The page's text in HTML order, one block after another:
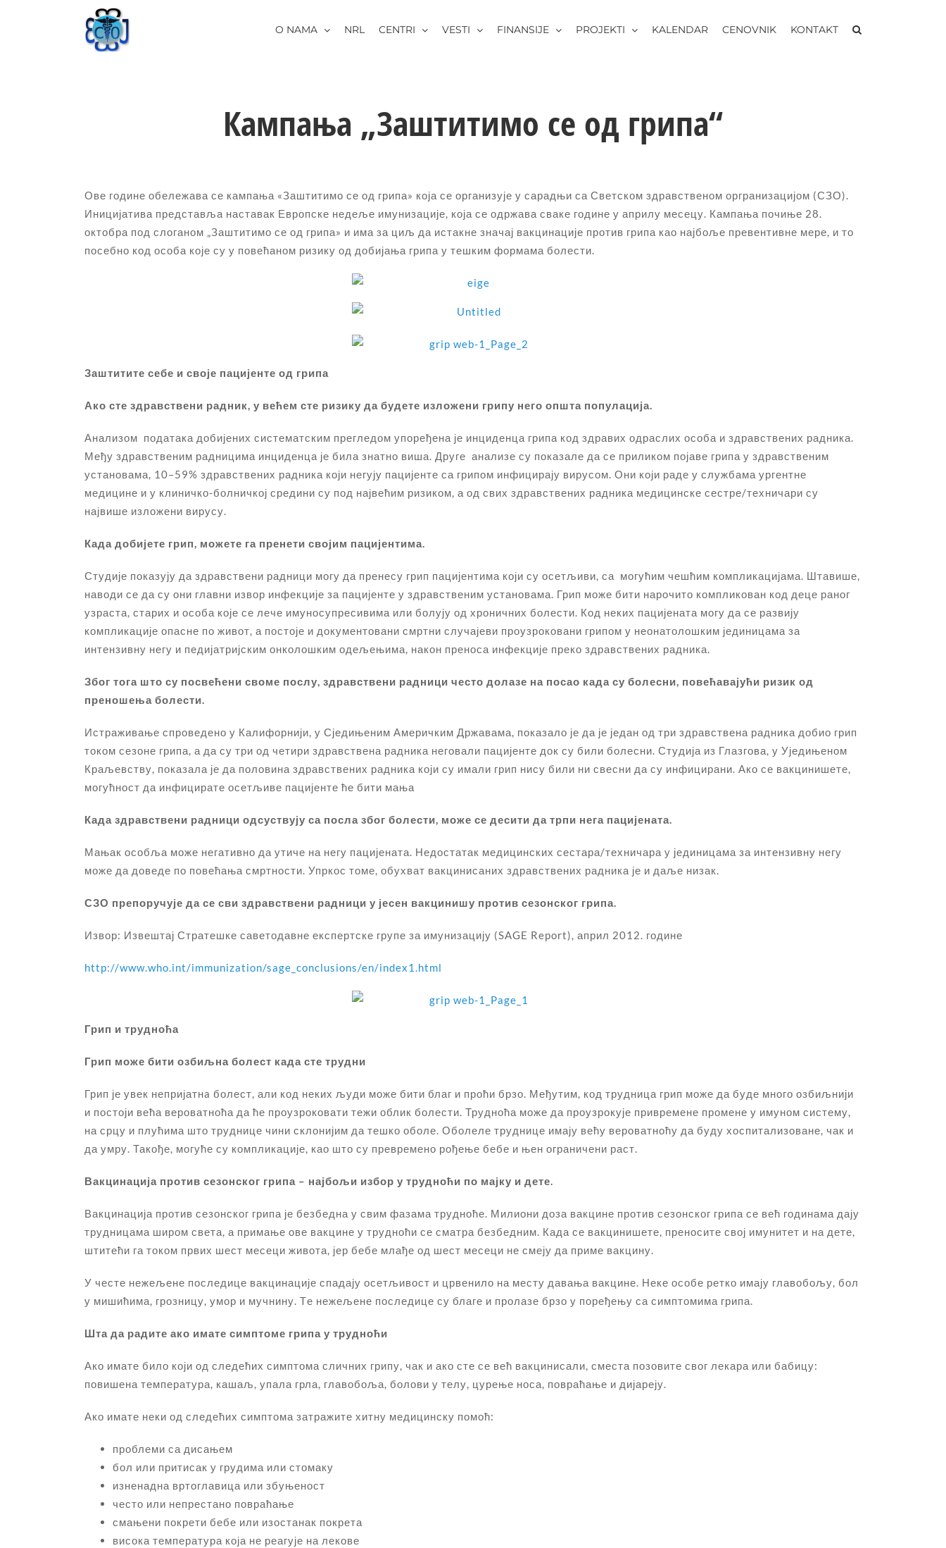
O NAMA NRL CENTRI VESTI FINANSIJE PROJEKTI KALENDAR CENOVNIK KONTAKT
Кампања „Заштитимо се од грипа“
Ове године обележава се кампања «Заштитимо се од грипа» која се организује у сарадњи са Светском здравственом оргранизацијом (СЗО).
Иницијатива представља наставак Европске недеље имунизације, која се одржава сваке године у априлу месецу. Кампања почиње 28.
октобра под слоганом „Заштитимо се од грипа» и има за циљ да истакне значај вакцинације против грипа као најбоље превентивне мере, и то
посебно код особа које су у повећаном ризику од добијања грипа у тешким формама болести.
Заштитите себе и своје пацијенте од грипа
Ако сте здравствени радник, у већем сте ризику да будете изложени грипу него општа популација.
Анализом података добијених систематским прегледом упоређена је инциденца грипа код здравих одраслих особа и здравствених радника.
Међу здравственим радницима инциденца је била знатно виша. Друге анализе су показале да се приликом појаве грипа у здравственим
установама, 10–59% здравствених радника који негују пацијенте са грипом инфицирају вирусом. Они који раде у службама ургентне
медицине и у клиничко-болничкој средини су под највећим ризиком, а од свих здравствених радника медицинске сестре/техничари су
највише изложени вирусу.
Када добијете грип, можете га пренети својим пацијентима.
Студије показују да здравствени радници могу да пренесу грип пацијентима који су осетљиви, са могућим чешћим компликацијама. Штавише,
наводи се да су они главни извор инфекције за пацијенте у здравственим установама. Грип може бити нарочито компликован код деце раног
узраста, старих и особа које се лече имуносупресивима или болују од хроничних болести. Код неких пацијената могу да се развију
компликације опасне по живот, а постоје и документовани смртни случајеви проузроковани грипом у неонатолошким јединицама за
интензивну негу и педијатријским онколошким одељењима, након преноса инфекције преко здравствених радника.
Због тога што су посвећени своме послу, здравствени радници често долазе на посао када су болесни, повећавајући ризик од
преношења болести.
Истраживање спроведено у Калифорнији, у Сједињеним Америчким Државама, показало је да је један од три здравствена радника добио грип
током сезоне грипа, а да су три од четири здравствена радника неговали пацијенте док су били болесни. Студија из Глазгова, у Уједињеном
Краљевству, показала је да половина здравствених радника који су имали грип нису били ни свесни да су инфицирани. Ако се вакцинишете,
могућност да инфицирате осетљиве пацијенте ће бити мања
Када здравствени радници одсуствују са посла због болести, може се десити да трпи нега пацијената.
Мањак особља може негативно да утиче на негу пацијената. Недостатак медицинских сестара/техничара у јединицама за интензивну негу
може да доведе по повећања смртности. Упркос томе, обухват вакцинисаних здравствених радника је и даље низак.
СЗО препоручује да се сви здравствени радници у јесен вакцинишу против сезонског грипа.
Извор: Извештај Стратешке саветодавне експертске групе за имунизацију (SAGE Report), април 2012. године
http://www.who.int/immunization/sage_conclusions/en/index1.html
Грип и трудноћа
Грип може бити озбиљна болест када сте трудни
Грип је увек непријатнa болест, али код неких људи може бити благ и проћи брзо. Међутим, код трудница грип може да буде много озбиљнији
и постоји већа вероватноћа да ће проузроковати тежи облик болести. Трудноћа може да проузрокује привремене промене у имуном систему,
на срцу и плућима што труднице чини склонијим да тешко оболе. Оболеле труднице имају већу вероватноћу да буду хоспитализоване, чак и
да умру. Такође, могуће су компликације, као што су превремено рођење бебе и њен ограничени раст.
Вакцинација против сезонског грипа – најбољи избор у трудноћи по мајку и дете.
Вакцинација против сезонског грипа је безбедна у свим фазама трудноће. Милиони доза вакцине против сезонског грипа се већ годинама дају
трудницама широм света, а примање ове вакцине у трудноћи се сматра безбедним. Када се вакцинишете, преносите свој имунитет и на дете,
штитећи га током првих шест месеци живота, јер бебе млађе од шест месеци не смеју да приме вакцину.
У честе нежељене последице вакцинације спадају осетљивост и црвенило на месту давања вакцине. Неке особе ретко имају главобољу, бол
у мишићима, грозницу, умор и мучнину. Tе нежељене последице су благе и пролазе брзо у поређењу са симптомима грипа.
Шта да радите ако имате симптоме грипа у трудноћи
Ако имате било који од следећих симптома сличних грипу, чак и ако сте се већ вакцинисали, сместа позовите свог лекара или бабицу:
повишена температура, кашаљ, упала грла, главобоља, болови у телу, цурење носа, повраћање и дијареју.
Ако имате неки од следећих симптома затражите хитну медицинску помоћ:
проблеми са дисањем
бол или притисак у грудима или стомаку
изненадна вртоглавица или збуњеност
често или непрестано повраћање
смањени покрети бебе или изостанак покрета
висока температура која не реагује на лекове